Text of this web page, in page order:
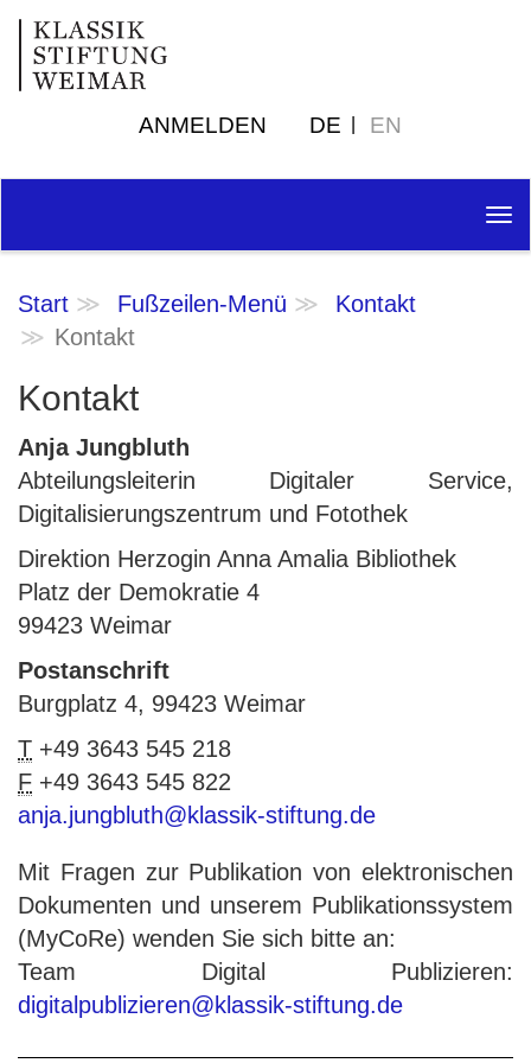
ANMELDEN DE EN
Start Fußzeilen-Menü
Kontakt
Kontakt
Kontakt
Anja Jungbluth
Abteilungsleiterin Digitaler Service,
Digitalisierungszentrum und Fotothek
Direktion Herzogin Anna Amalia Bibliothek
Platz der Demokratie 4
99423 Weimar
Postanschrift
Burgplatz 4, 99423 Weimar
T +49 3643 545 218
F +49 3643 545 822
anja.jungbluth@klassik-stiftung.de
Mit Fragen zur Publikation von elektronischen
Dokumenten und unserem Publikationssystem
(MyCoRe) wenden Sie sich bitte an:
Team Digital Publizieren:
digitalpublizieren@klassik-stiftung.de